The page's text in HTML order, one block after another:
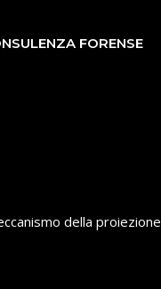
FORENSE
della proiezione